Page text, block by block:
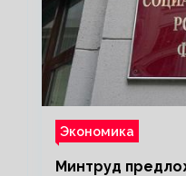
Экономика
Минтруд